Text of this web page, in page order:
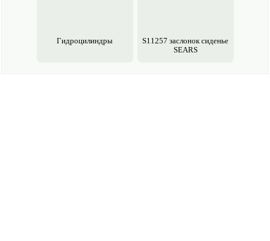
Гидроцилиндры
S11257 заслонок сиденье
SEARS